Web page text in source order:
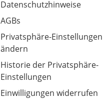
Datenschutzhinweise
AGBs
Privatsphäre-Einstellungen
ändern
Historie der Privatsphäre-
Einstellungen
Einwilligungen widerrufen